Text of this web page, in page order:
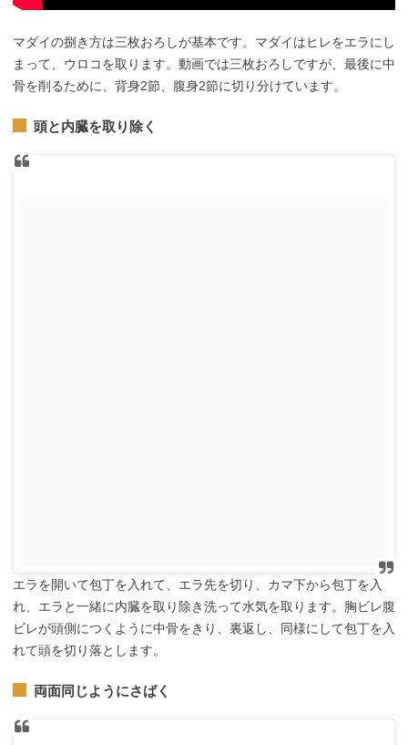
マダイの捌き方は三枚おろしが基本です。マダイはヒレをエラにし
まって、ウロコを取ります。動画では三枚おろしですが、最後に中
骨を削るために、背身2節、腹身2節に切り分けています。
頭と内臓を取り除く
エラを開いて包丁を入れて、エラ先を切り、カマ下から包丁を入
れ、エラと一緒に内臓を取り除き洗って水気を取ります。胸ビレ腹
ビレが頭側につくように中骨をきり、裏返し、同様にして包丁を入
れて頭を切り落とします。
両面同じようにさばく